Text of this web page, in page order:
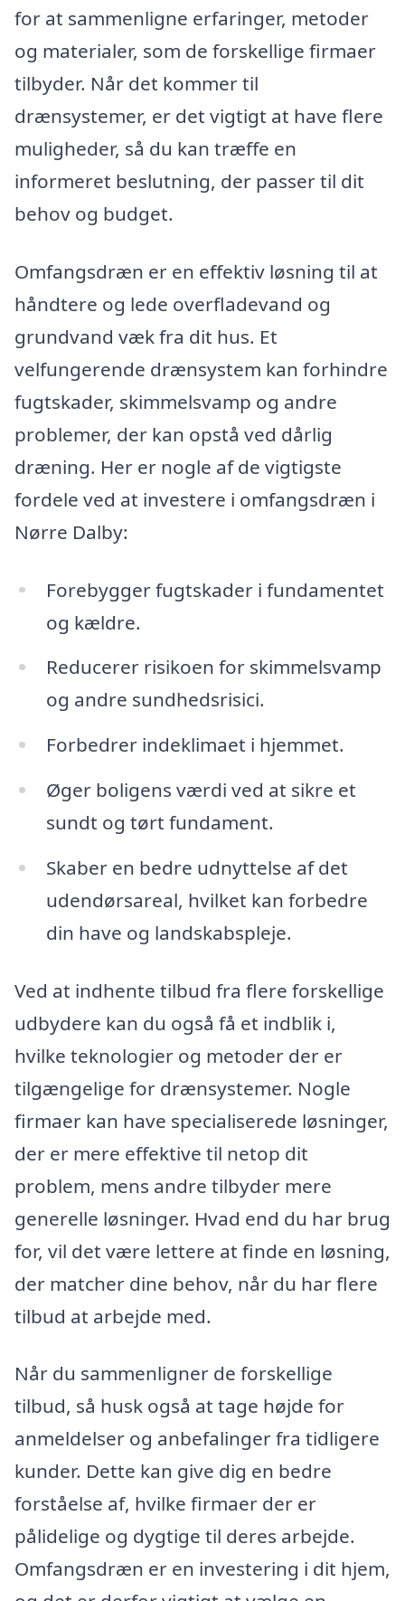
for at sammenligne erfaringer, metoder
og materialer, som de forskellige firmaer
tilbyder. Når det kommer til
drænsystemer, er det vigtigt at have flere
muligheder, så du kan træffe en
informeret beslutning, der passer til dit
behov og budget.
Omfangsdræn er en effektiv løsning til at
håndtere og lede overfladevand og
grundvand væk fra dit hus. Et
velfungerende drænsystem kan forhindre
fugtskader, skimmelsvamp og andre
problemer, der kan opstå ved dårlig
dræning. Her er nogle af de vigtigste
fordele ved at investere i omfangsdræn i
Nørre Dalby:
Forebygger fugtskader i fundamentet
og kældre.
Reducerer risikoen for skimmelsvamp
og andre sundhedsrisici.
Forbedrer indeklimaet i hjemmet.
Øger boligens værdi ved at sikre et
sundt og tørt fundament.
Skaber en bedre udnyttelse af det
udendørsareal, hvilket kan forbedre
din have og landskabspleje.
Ved at indhente tilbud fra flere forskellige
udbydere kan du også få et indblik i,
hvilke teknologier og metoder der er
tilgængelige for drænsystemer. Nogle
firmaer kan have specialiserede løsninger,
der er mere effektive til netop dit
problem, mens andre tilbyder mere
generelle løsninger. Hvad end du har brug
for, vil det være lettere at finde en løsning,
der matcher dine behov, når du har flere
tilbud at arbejde med.
Når du sammenligner de forskellige
tilbud, så husk også at tage højde for
anmeldelser og anbefalinger fra tidligere
kunder. Dette kan give dig en bedre
forståelse af, hvilke firmaer der er
pålidelige og dygtige til deres arbejde.
Omfangsdræn er en investering i dit hjem,